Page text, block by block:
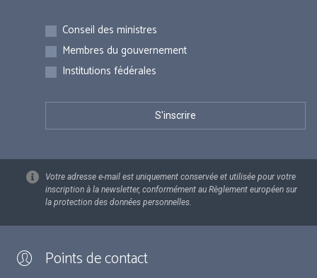
Inscriptions
Conseil des ministres
Membres du gouvernement
Institutions fédérales
Votre adresse e-mail est uniquement conservée et utilisée pour votre
inscription à la newsletter, conformément au Règlement européen sur
la protection des données personnelles.
Points de contact